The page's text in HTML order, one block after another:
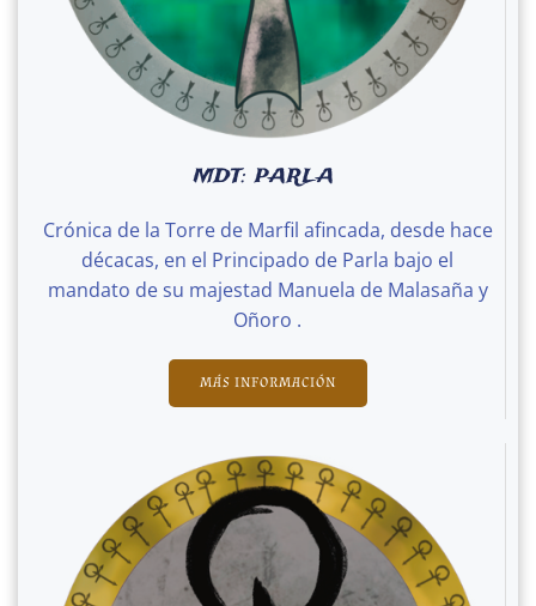
MDT: PARLA
Crónica de la Torre de Marfil afincada, desde hace
décacas, en el Principado de Parla bajo el
mandato de su majestad Manuela de Malasaña y
Oñoro .
MÁS INFORMACIÓN